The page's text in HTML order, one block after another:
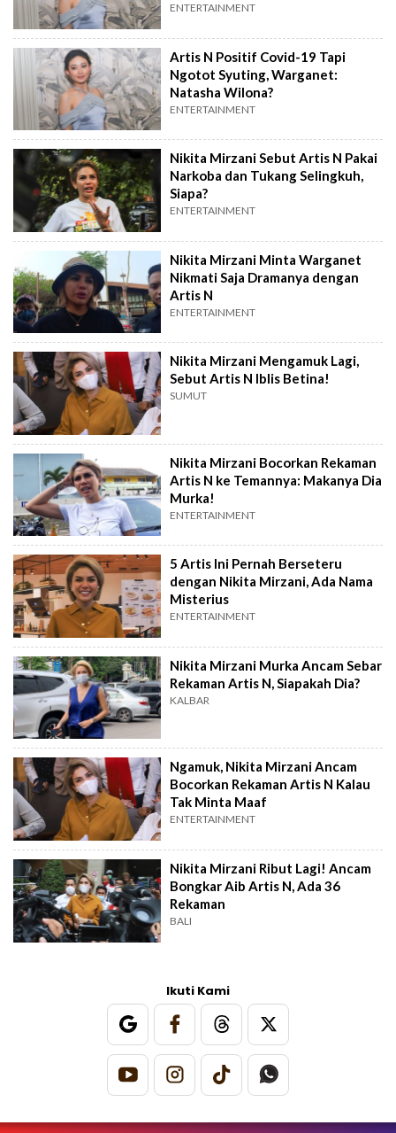
ENTERTAINMENT
Artis N Positif Covid-19 Tapi
Ngotot Syuting, Warganet:
Natasha Wilona?
ENTERTAINMENT
Nikita Mirzani Sebut Artis N Pakai
Narkoba dan Tukang Selingkuh,
Siapa?
ENTERTAINMENT
Nikita Mirzani Minta Warganet
Nikmati Saja Dramanya dengan
Artis N
ENTERTAINMENT
Nikita Mirzani Mengamuk Lagi,
Sebut Artis N Iblis Betina!
SUMUT
Nikita Mirzani Bocorkan Rekaman
Artis N ke Temannya: Makanya Dia
Murka!
ENTERTAINMENT
5 Artis Ini Pernah Berseteru
dengan Nikita Mirzani, Ada Nama
Misterius
ENTERTAINMENT
Nikita Mirzani Murka Ancam Sebar
Rekaman Artis N, Siapakah Dia?
KALBAR
Ngamuk, Nikita Mirzani Ancam
Bocorkan Rekaman Artis N Kalau
Tak Minta Maaf
ENTERTAINMENT
Nikita Mirzani Ribut Lagi! Ancam
Bongkar Aib Artis N, Ada 36
Rekaman
BALI
Ikuti Kami